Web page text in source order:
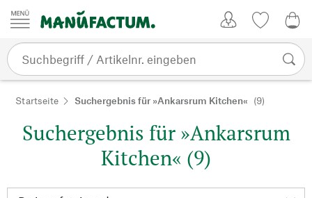
Zum Inhalt springen
Startseite Suchergebnis für »Ankarsrum Kitchen« (9)
Suchergebnis für »Ankarsrum
Kitchen« (9)